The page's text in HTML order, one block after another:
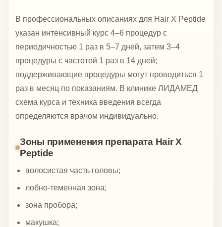
В профессиональных описаниях для Hair X Peptide
указан интенсивный курс 4–6 процедур с
периодичностью 1 раз в 5–7 дней, затем 3–4
процедуры с частотой 1 раз в 14 дней;
поддерживающие процедуры могут проводиться 1
раз в месяц по показаниям. В клинике ЛИДАМЕД
схема курса и техника введения всегда
определяются врачом индивидуально.
Зоны применения препарата Hair X
Peptide
волосистая часть головы;
лобно-теменная зона;
зона пробора;
макушка;